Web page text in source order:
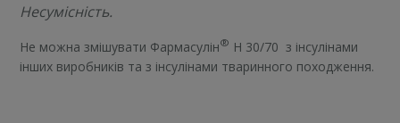
Несумісність.
Не можна змішувати Фармасулін® H 30/70 з інсулінами
інших виробників та з інсулінами тваринного походження.